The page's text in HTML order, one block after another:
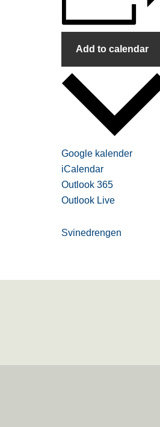
Add to calendar
Google kalender
iCalendar
Outlook 365
Outlook Live
Svinedrengen